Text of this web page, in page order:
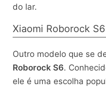
do lar.
Xiaomi Roborock S6
Outro modelo que se
Roborock S6.
ele é uma escolha